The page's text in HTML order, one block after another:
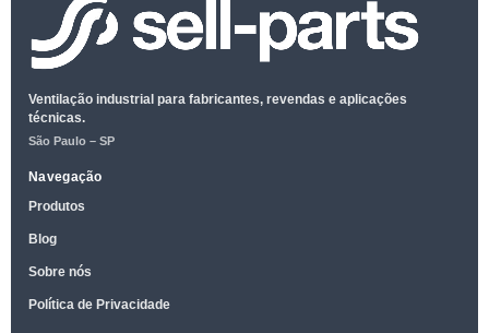
Ventilação industrial para fabricantes, revendas e aplicações
técnicas.
São Paulo – SP
Navegação
Produtos
Blog
Sobre nós
Política de Privacidade